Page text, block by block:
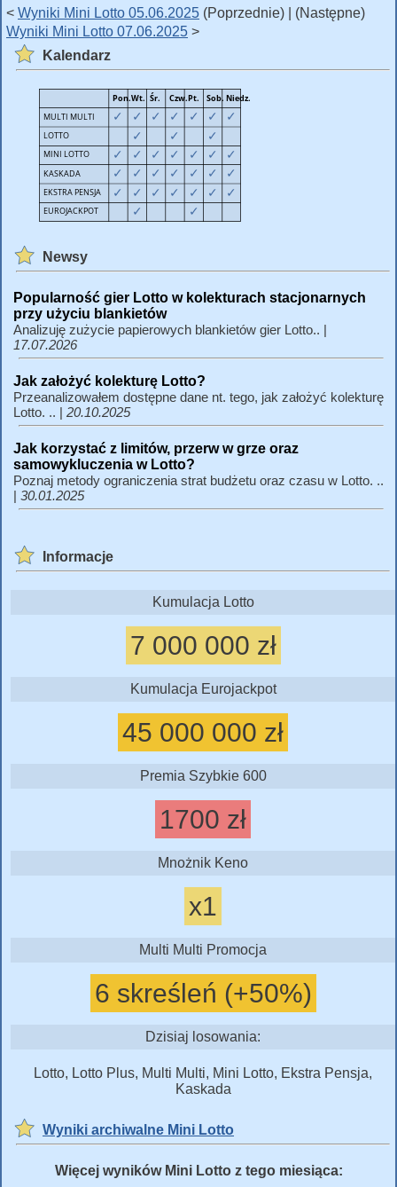
< Wyniki Mini Lotto 05.06.2025 (Poprzednie) | (Następne)
Wyniki Mini Lotto 07.06.2025 >
Kalendarz
Newsy
Popularność gier Lotto w kolekturach stacjonarnych
przy użyciu blankietów
Analizuję zużycie papierowych blankietów gier Lotto.. |
17.07.2026
Jak założyć kolekturę Lotto?
Przeanalizowałem dostępne dane nt. tego, jak założyć kolekturę
Lotto. .. | 20.10.2025
Jak korzystać z limitów, przerw w grze oraz
samowykluczenia w Lotto?
Poznaj metody ograniczenia strat budżetu oraz czasu w Lotto. ..
| 30.01.2025
Informacje
Kumulacja Lotto
7 000 000 zł
Kumulacja Eurojackpot
45 000 000 zł
Premia Szybkie 600
1700 zł
Mnożnik Keno
x1
Multi Multi Promocja
6 skreśleń (+50%)
Dzisiaj losowania:
Lotto, Lotto Plus, Multi Multi, Mini Lotto, Ekstra Pensja,
Kaskada
Wyniki archiwalne Mini Lotto
Więcej wyników Mini Lotto z tego miesiąca: